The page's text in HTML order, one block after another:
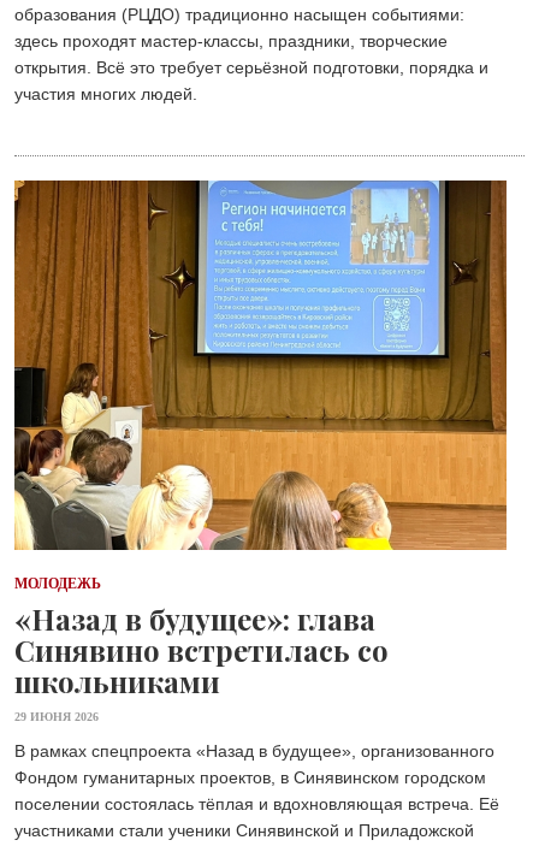
образования (РЦДО) традиционно насыщен событиями:
здесь проходят мастер-классы, праздники, творческие
открытия. Всё это требует серьёзной подготовки, порядка и
участия многих людей.
МОЛОДЕЖЬ
«Назад в будущее»: глава
Синявино встретилась со
школьниками
29 ИЮНЯ 2026
В рамках спецпроекта «Назад в будущее», организованного
Фондом гуманитарных проектов, в Синявинском городском
поселении состоялась тёплая и вдохновляющая встреча. Её
участниками стали ученики Синявинской и Приладожской